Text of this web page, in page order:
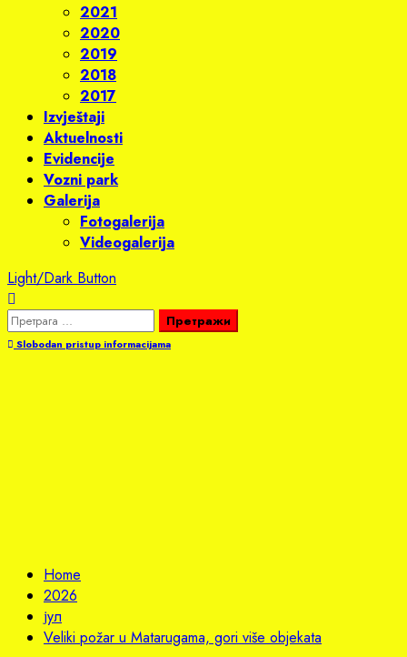
2021
2020
2019
2018
2017
Izvještaji
Aktuelnosti
Evidencije
Vozni park
Galerija
Fotogalerija
Videogalerija
Light/Dark Button
Претрага
за:Slobodan pristup informacijama
Home
2026
јул
Veliki požar u Matarugama, gori više objekata